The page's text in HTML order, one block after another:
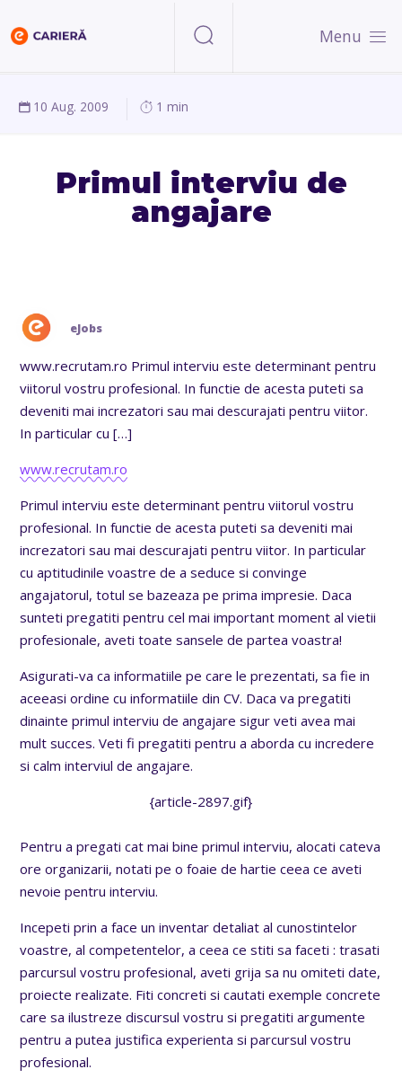
Menu
10 Aug. 2009 1 min
Primul interviu de
angajare
eJobs
www.recrutam.ro Primul interviu este determinant pentru
viitorul vostru profesional. In functie de acesta puteti sa
deveniti mai increzatori sau mai descurajati pentru viitor.
In particular cu […]
www.recrutam.ro
Primul interviu este determinant pentru viitorul vostru
profesional. In functie de acesta puteti sa deveniti mai
increzatori sau mai descurajati pentru viitor. In particular
cu aptitudinile voastre de a seduce si convinge
angajatorul, totul se bazeaza pe prima impresie. Daca
sunteti pregatiti pentru cel mai important moment al vietii
profesionale, aveti toate sansele de partea voastra!
Asigurati-va ca informatiile pe care le prezentati, sa fie in
aceeasi ordine cu informatiile din CV. Daca va pregatiti
dinainte primul interviu de angajare sigur veti avea mai
mult succes. Veti fi pregatiti pentru a aborda cu incredere
si calm interviul de angajare.
{article-2897.gif}
Pentru a pregati cat mai bine primul interviu, alocati cateva
ore organizarii, notati pe o foaie de hartie ceea ce aveti
nevoie pentru interviu.
Incepeti prin a face un inventar detaliat al cunostintelor
voastre, al competentelor, a ceea ce stiti sa faceti : trasati
parcursul vostru profesional, aveti grija sa nu omiteti date,
proiecte realizate. Fiti concreti si cautati exemple concrete
care sa ilustreze discursul vostru si pregatiti argumente
pentru a putea justifica experienta si parcursul vostru
profesional.